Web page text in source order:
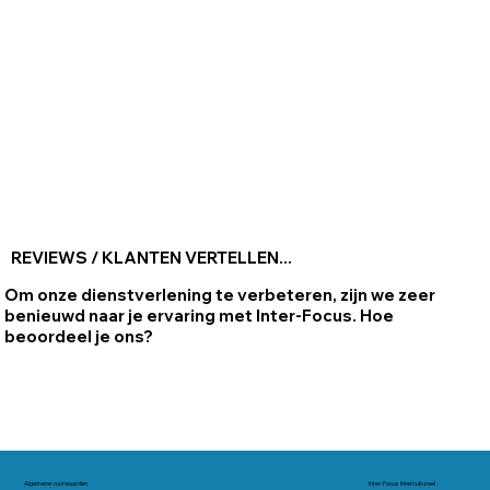
REVIEWS / KLANTEN VERTELLEN...
Om onze dienstverlening te verbeteren, zijn we zeer
benieuwd naar je ervaring met Inter-Focus. Hoe
beoordeel je ons?
Algemene voorwaarden
Inter-Focus Intercultureel